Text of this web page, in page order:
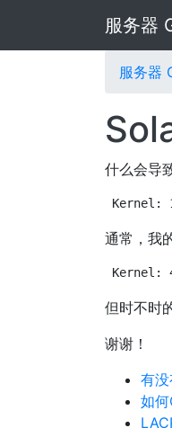
服务器
服务器
什么会导
Kernel:
通常，我
Kernel:
但时不时
谢谢！
有
如何